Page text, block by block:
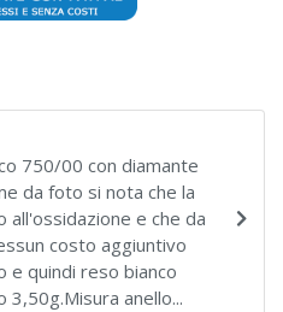
750/00 con diamante
da foto si nota che la
e che da
costo aggiuntivo
e quindi reso bianco
3,50g.Misura anello...